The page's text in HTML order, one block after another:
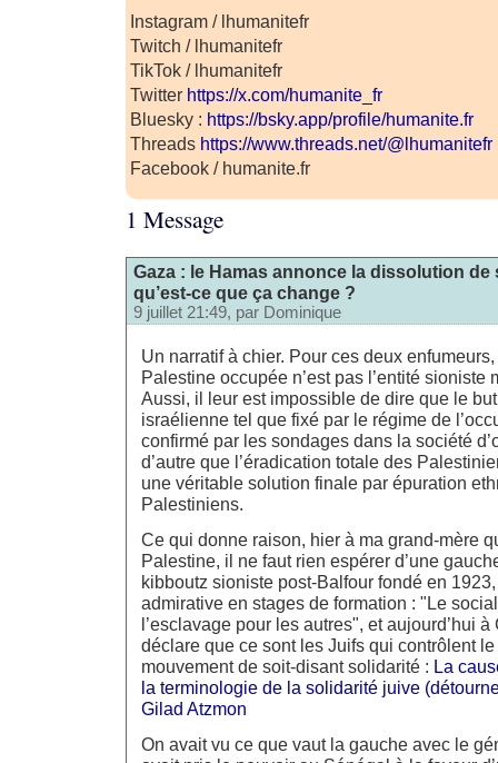
Instagram / lhumanitefr
Twitch / lhumanitefr
TikTok / lhumanitefr
Twitter https://x.com/humanite_fr
Bluesky : https://bsky.app/profile/humanite.fr
Threads https://www.threads.net/@lhumanitefr
Facebook / humanite.fr
1 Message
Gaza : le Hamas annonce la dissolution
qu’est-ce que ça change ?
9 juillet 21:49, par Dominique
Un narratif à chier. Pour ces deux enfumeurs,
Palestine occupée n’est pas l’entité sioniste
Aussi, il leur est impossible de dire que le but
israélienne tel que fixé par le régime de
confirmé par les sondages dans la société
d’autre que l’éradication totale des
une véritable solution finale par épuration
Palestiniens.
Ce qui donne raison, hier à ma grand-mère
Palestine, il ne faut rien espérer d’une
kibboutz sioniste post-Balfour fondé en
admirative en stages de formation : "Le
l’esclavage pour les autres", et aujourd’hui
déclare que ce sont les Juifs qui contrôlent
mouvement de soit-disant solidarité : La
la terminologie de la solidarité juive
Gilad Atzmon
On avait vu ce que vaut la gauche avec le